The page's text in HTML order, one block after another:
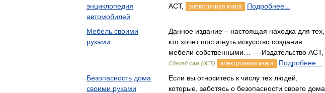
энциклопедия
автомобилей
АСТ,
электронная книга Подробнее...
Мебель своими
руками
Данное издание – настоящая находка для тех,
кто хочет постигнуть искусство создания
мебели собственными… — Издательство АСТ,
Сделай сам (АСТ) электронная книга Подробнее...
Безопасность дома
своими руками
Если вы относитесь к числу тех людей,
которые, заботясь о безопасности своего дома